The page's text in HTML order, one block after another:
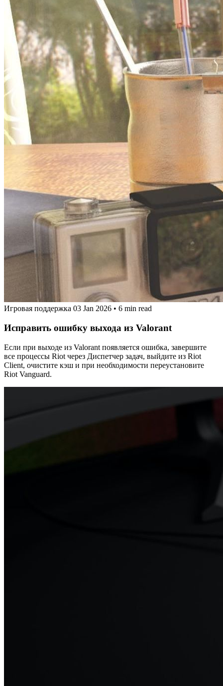
Игровая поддержка 03 Jan 2026 • 6 min read
Исправить ошибку выхода из Valorant
Если при выходе из Valorant появляется ошибка, завершите
все процессы Riot через Диспетчер задач, выйдите из Riot
Client, очистите кэш и при необходимости переустановите
Riot Vanguard.